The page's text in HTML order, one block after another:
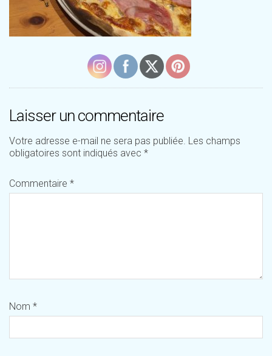
Laisser un commentaire
Votre adresse e-mail ne sera pas publiée. Les champs
obligatoires sont indiqués avec *
Commentaire *
Nom *